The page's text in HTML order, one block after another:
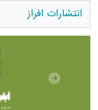
انتشارات افراز